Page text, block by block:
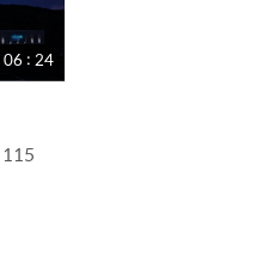
06 : 24
115